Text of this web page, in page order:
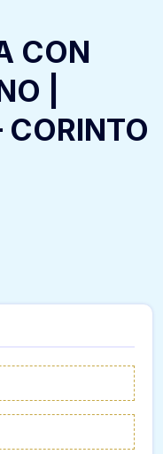
CON
|
CORINTO